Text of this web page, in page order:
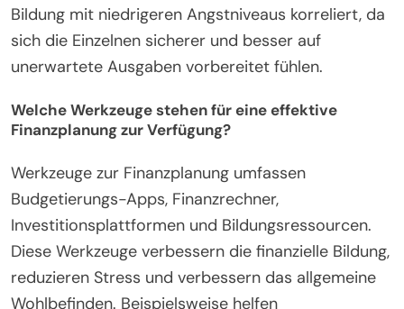
Bildung mit niedrigeren Angstniveaus korreliert, da
sich die Einzelnen sicherer und besser auf
unerwartete Ausgaben vorbereitet fühlen.
Welche Werkzeuge stehen für eine effektive
Finanzplanung zur Verfügung?
Werkzeuge zur Finanzplanung umfassen
Budgetierungs-Apps, Finanzrechner,
Investitionsplattformen und Bildungsressourcen.
Diese Werkzeuge verbessern die finanzielle Bildung,
reduzieren Stress und verbessern das allgemeine
Wohlbefinden. Beispielsweise helfen